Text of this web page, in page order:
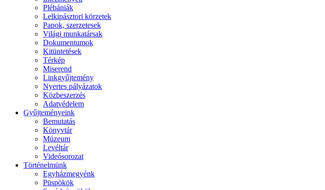
Plébániák
Lelkipásztori körzetek
Papok, szerzetesek
Világi munkatársak
Dokumentumok
Kitüntetések
Térkép
Miserend
Linkgyűjtemény
Nyertes pályázatok
Közbeszerzés
Adatvédelem
Gyűjteményeink
Bemutatás
Könyvtár
Múzeum
Levéltár
Videósorozat
Történelmünk
Egyházmegyénk
Püspökök